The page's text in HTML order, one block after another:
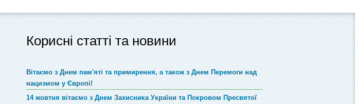
Корисні статті та новини
Вітаємо з Днем пам'яті та примирення, а також з Днем Перемоги над
нацизмом у Європі!
14 жовтня вітаємо з Днем Захисника України та Покровом Пресвятої